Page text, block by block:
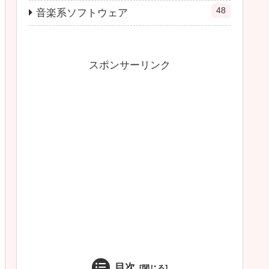
音楽系ソフトウェア 48
スポンサーリンク